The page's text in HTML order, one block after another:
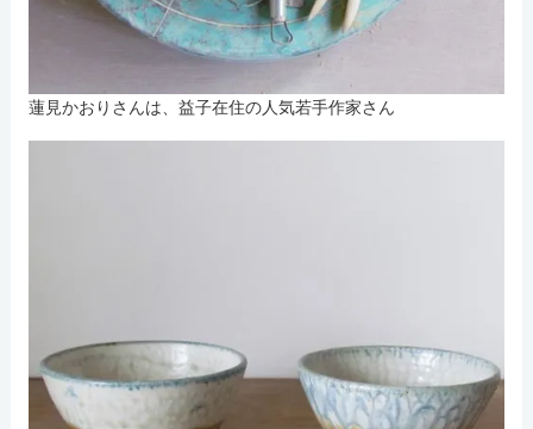
蓮見かおりさんは、益子在住の人気若手作家さん